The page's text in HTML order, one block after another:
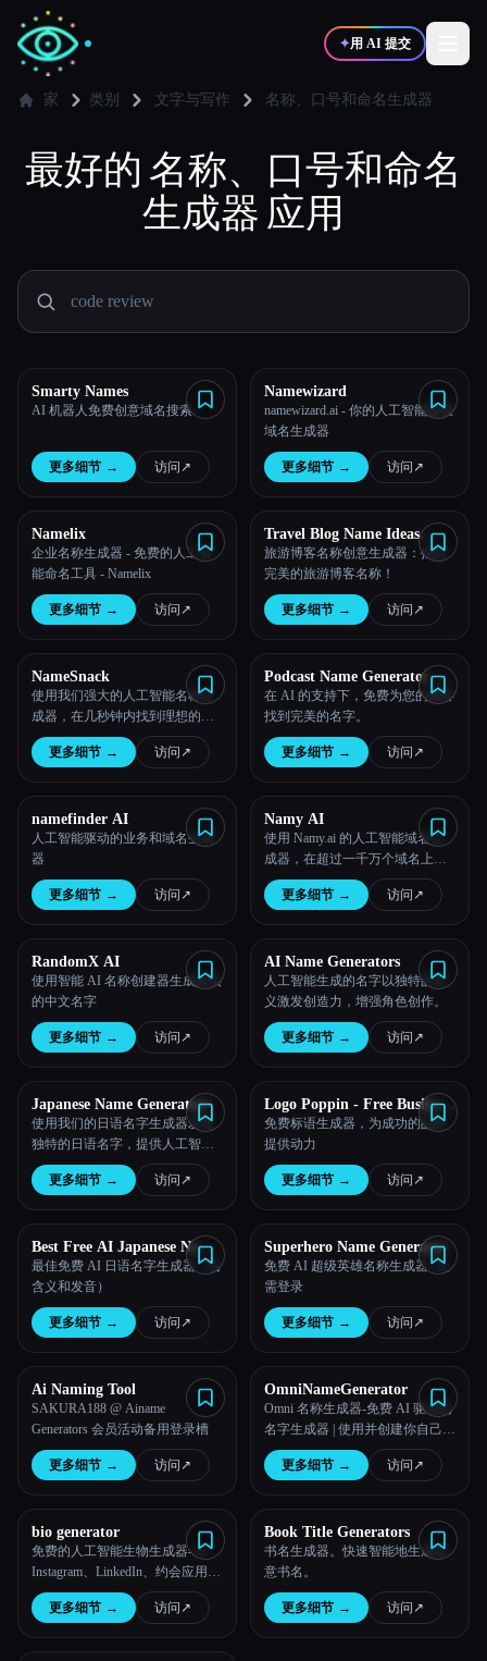
✦用 AI 提交
✍️写作者 🎨设计师
📈营销
🎓 学生
比较工具
所有分类
关于
家 类别 文字与写作 名称、口号和命名生成器
最好的 名称、口号和命名
生成器应用
Smarty Names
AI 机器人免费创意域名搜索
更多细节 → 访问 ↗︎
Namewizard
namewizard.ai - 你的人工智能超级
域名生成器
更多细节 → 访问 ↗︎
Namelix
企业名称生成器 - 免费的人工智
能命名工具 - Namelix
更多细节 → 访问 ↗︎
Travel Blog Name Ideas
Generator
旅游博客名称创意生成器：找到
完美的旅游博客名称！
更多细节 → 访问 ↗︎
NameSnack
使用我们强大的人工智能名称生
成器，在几秒钟内找到理想的公
司名称。
更多细节 → 访问 ↗︎
Podcast Name Generator by
Podcast Rocket
在 AI 的支持下，免费为您的播客
找到完美的名字。
更多细节 → 访问 ↗︎
namefinder AI
人工智能驱动的业务和域名生成
器
更多细节 → 访问 ↗︎
Namy AI
使用 Namy.ai 的人工智能域名生
成器，在超过一千万个域名上经
过训练，在几秒钟内找到你的完
美域名！
更多细节 → 访问 ↗︎
RandomX AI
使用智能 AI 名称创建器生成真实
的中文名字
更多细节 → 访问 ↗︎
AI Name Generators
人工智能生成的名字以独特的含
义激发创造力，增强角色创作。
更多细节 → 访问 ↗︎
Japanese Name Generators
使用我们的日语名字生成器发现
独特的日语名字，提供人工智能
生成的尊重传统命名惯例和文化
多样性的建议。
更多细节 → 访问 ↗︎
Logo Poppin - Free Business
Slogans Generator
免费标语生成器，为成功的品牌
提供动力
更多细节 → 访问 ↗︎
Best Free AI Japanese Name
Generator
最佳免费 AI 日语名字生成器（含
含义和发音）
更多细节 → 访问 ↗︎
Superhero Name Generator
免费 AI 超级英雄名称生成器 | 无
需登录
更多细节 → 访问 ↗︎
Ai Naming Tool
SAKURA188 @ Ainame
Generators 会员活动备用登录槽
更多细节 → 访问 ↗︎
OmniNameGenerator
Omni 名称生成器-免费 AI 驱动的
名字生成器 | 使用并创建你自己的
免费 AI 驱动的名字生成器
更多细节 → 访问 ↗︎
bio generator
免费的人工智能生物生成器-AI
Instagram、LinkedIn、约会应用程
序生物创建器 | BioAI
更多细节 → 访问 ↗︎
Book Title Generators
书名生成器。快速智能地生成创
意书名。
更多细节 → 访问 ↗︎